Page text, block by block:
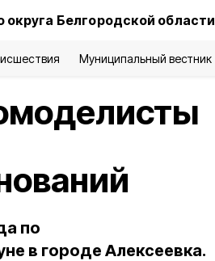
Белгородской области
Муниципальный вестник
по
в городе Алексеевка.